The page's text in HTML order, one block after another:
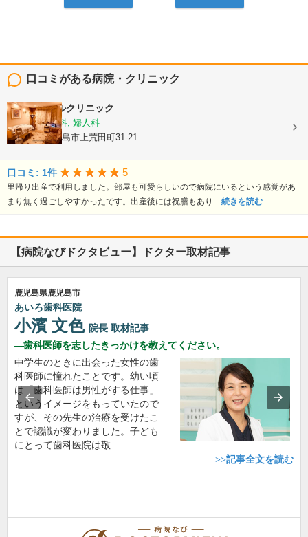
口コミがある病院・クリニック
平野エンゼルクリニック
産婦人科, 産科, 婦人科
鹿児島県鹿児島市上荒田町31-21
口コミ: 1件 5
里帰り出産で利用しました。部屋も可愛らしいので病院にいるという感覚があ
まり無く過ごしやすかったです。出産後には祝膳もあり... 続きを読む
【病院なびドクタビュー】ドクター取材記事
鹿児島県鹿児島市
あいろ歯科医院
小濱 文色 院長 取材記事
歯科医師を志したきっかけを教えてください。
中学生のときに出会った女性の歯
科医師に憧れたことです。幼い頃
は「歯科医師は男性がする仕事」
というイメージをもっていたので
すが、その先生の治療を受けたこ
とで認識が変わりました。子ども
にとって歯科医院は敬…
>>記事全文を読む